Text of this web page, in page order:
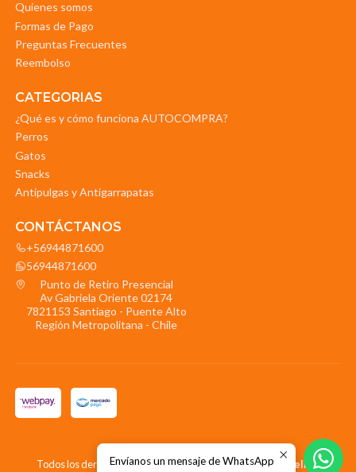
Quienes somos
Formas de Pago
Preguntas Frecuentes
Reembolso
CATEGORIAS
¿Qué es y cómo funciona AUTOCOMPRA?
Perros
Gatos
Snacks
Antipulgas y Antigarrapatas
CONTÁCTANOS
+56944871600
56944871600
Punto de Retiro Presencial
Av Gabriela Oriente 02174
7821153 Santiago - Puente Alto
Región Metropolitana - Chile
Todos los derechos reservados.Desarrollado por Jumpseller.
Envíanos un mensaje de WhatsApp